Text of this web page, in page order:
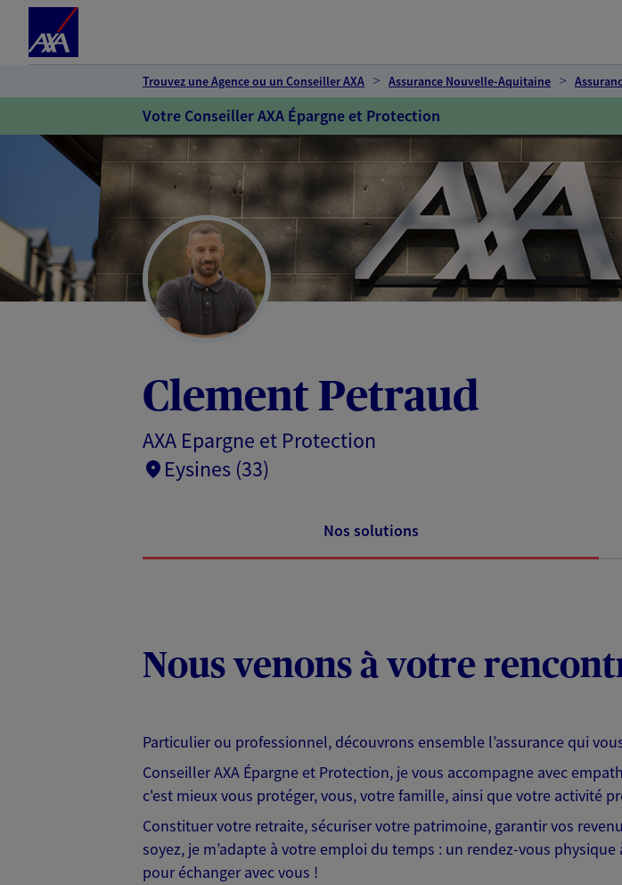
Trouvez une Agence ou un Conseiller AXA Assurance Nouvelle-Aquitaine
Votre Conseiller AXA Épargne et Protection
Clement Petraud
AXA Epargne et Protection
Eysines (33)
Nos solutions
Nous venons à votre
Particulier ou professionnel, découvrons ensemble l’assurance qui
Conseiller AXA Épargne et Protection, je vous accompagne avec
c'est mieux vous protéger, vous, votre famille, ainsi que votre activité
Constituer votre retraite, sécuriser votre patrimoine, garantir vos
soyez, je m’adapte à votre emploi du temps : un rendez-vous
pour échanger avec vous !